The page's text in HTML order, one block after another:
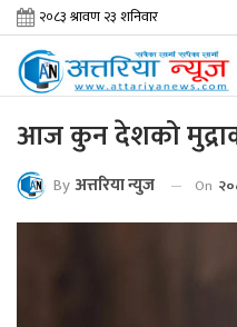
आज कुन देशको
By अत्तरिया न्युज On